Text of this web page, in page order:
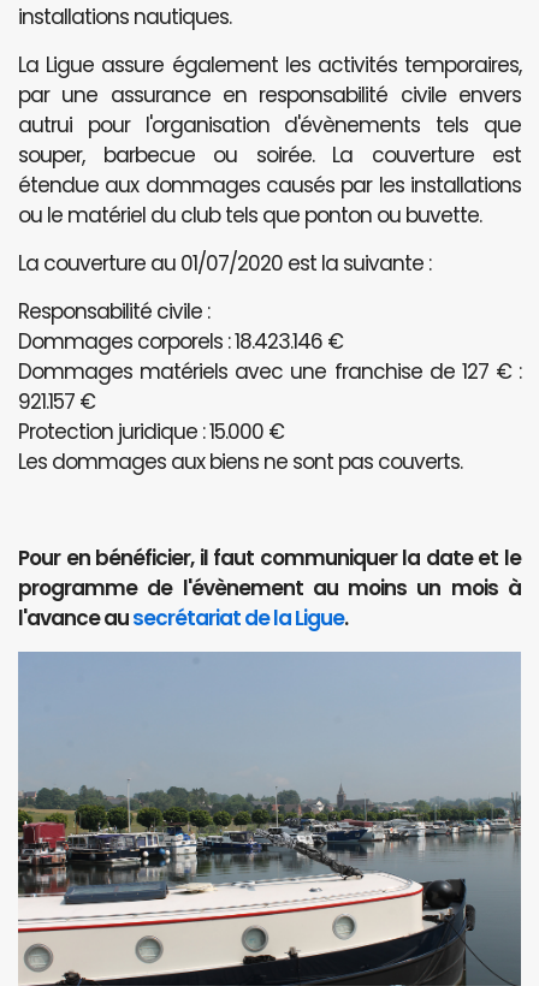
installations nautiques.
La Ligue assure également les activités temporaires,
par une assurance en responsabilité civile envers
autrui pour l'organisation d'évènements tels que
souper, barbecue ou soirée. La couverture est
étendue aux dommages causés par les installations
ou le matériel du club tels que ponton ou buvette.
La couverture au 01/07/2020 est la suivante :
Responsabilité civile :
Dommages corporels : 18.423.146 €
Dommages matériels avec une franchise de 127 € :
921.157 €
Protection juridique : 15.000 €
Les dommages aux biens ne sont pas couverts.
Pour en bénéficier, il faut communiquer la date et le
programme de l'évènement au moins un mois à
l'avance ausecrétariat de la Ligue.